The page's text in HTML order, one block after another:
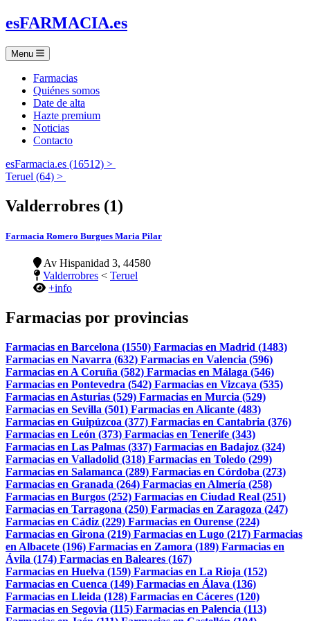
esFARMACIA.es
Menu
Farmacias
Quiénes somos
Date de alta
Hazte premium
Noticias
Contacto
esFarmacia.es (16512) >
Teruel (64) >
Valderrobres (1)
Farmacia Romero Burgues Maria Pilar
Av Hispanidad 3, 44580
Valderrobres < Teruel
+info
Farmacias por provincias
Farmacias en Barcelona (1550) Farmacias en Madrid (1483)
Farmacias en Navarra (632) Farmacias en Valencia (596)
Farmacias en A Coruña (582) Farmacias en Málaga (546)
Farmacias en Pontevedra (542) Farmacias en Vizcaya (535)
Farmacias en Asturias (529) Farmacias en Murcia (529)
Farmacias en Sevilla (501) Farmacias en Alicante (483)
Farmacias en Guipúzcoa (377) Farmacias en Cantabria (376)
Farmacias en León (373) Farmacias en Tenerife (343)
Farmacias en Las Palmas (337) Farmacias en Badajoz (324)
Farmacias en Valladolid (318) Farmacias en Toledo (299)
Farmacias en Salamanca (289) Farmacias en Córdoba (273)
Farmacias en Granada (264) Farmacias en Almería (258)
Farmacias en Burgos (252) Farmacias en Ciudad Real (251)
Farmacias en Tarragona (250) Farmacias en Zaragoza (247)
Farmacias en Cádiz (229) Farmacias en Ourense (224)
Farmacias en Girona (219) Farmacias en Lugo (217) Farmacias
en Albacete (196) Farmacias en Zamora (189) Farmacias en
Ávila (174) Farmacias en Baleares (167)
Farmacias en Huelva (159) Farmacias en La Rioja (152)
Farmacias en Cuenca (149) Farmacias en Álava (136)
Farmacias en Lleida (128) Farmacias en Cáceres (120)
Farmacias en Segovia (115) Farmacias en Palencia (113)